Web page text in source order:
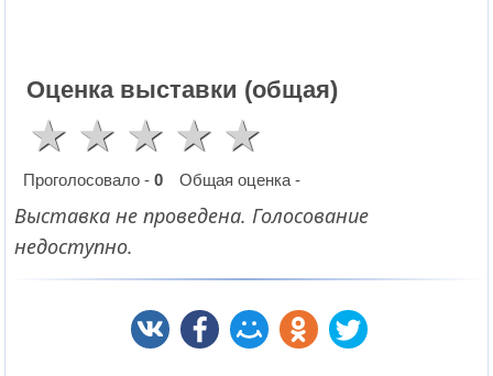
Оценка выставки (общая)
Проголосовало - 0 Общая оценка -
Выставка не проведена. Голосование
недоступно.